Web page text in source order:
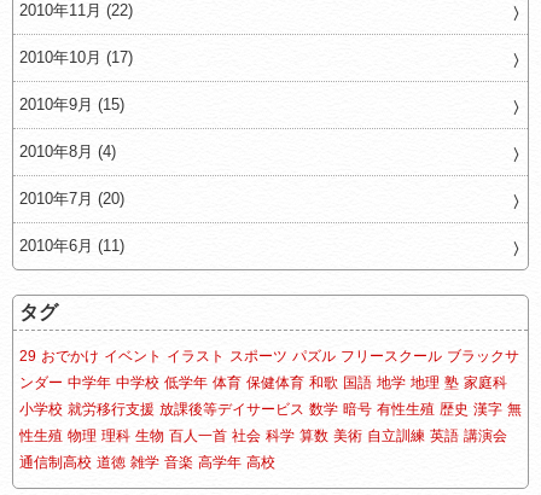
2010年11月 (22)
2010年10月 (17)
2010年9月 (15)
2010年8月 (4)
2010年7月 (20)
2010年6月 (11)
タグ
29 おでかけ イベント イラスト スポーツ パズル フリースクール ブラックサ
ンダー 中学年 中学校 低学年 体育 保健体育 和歌 国語 地学 地理 塾 家庭科
小学校 就労移行支援 放課後等デイサービス 数学 暗号 有性生殖 歴史 漢字 無
性生殖 物理 理科 生物 百人一首 社会 科学 算数 美術 自立訓練 英語 講演会
通信制高校 道徳 雑学 音楽 高学年 高校